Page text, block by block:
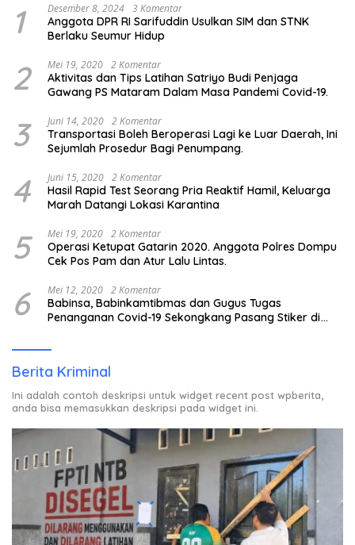
1 Desember 8, 2024 3 Komentar
Anggota DPR RI Sarifuddin Usulkan SIM dan STNK
Berlaku Seumur Hidup
2 Mei 19, 2020 2 Komentar
Aktivitas dan Tips Latihan Satriyo Budi Penjaga
Gawang PS Mataram Dalam Masa Pandemi Covid-19.
3 Juni 14, 2020 2 Komentar
Transportasi Boleh Beroperasi Lagi ke Luar Daerah, Ini
Sejumlah Prosedur Bagi Penumpang.
4 Juni 15, 2020 2 Komentar
Hasil Rapid Test Seorang Pria Reaktif Hamil, Keluarga
Marah Datangi Lokasi Karantina
5 Mei 19, 2020 2 Komentar
Operasi Ketupat Gatarin 2020. Anggota Polres Dompu
Cek Pos Pam dan Atur Lalu Lintas.
6 Mei 12, 2020 2 Komentar
Babinsa, Babinkamtibmas dan Gugus Tugas
Penanganan Covid-19 Sekongkang Pasang Stiker di
Berita Kriminal
Ini adalah contoh deskripsi untuk widget recent post wpberita,
anda bisa memasukkan deskripsi pada widget ini.